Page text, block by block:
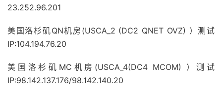
23.252.96.201
美国洛杉矶QN机房(USCA_2 (DC2 QNET OVZ) ）测试
IP:104.194.76.20
美国洛杉矶MC机房(USCA_4(DC4 MCOM) ）测试
IP:98.142.137.176/98.142.140.20